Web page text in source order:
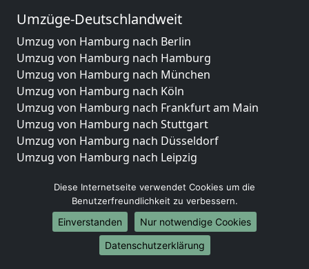
Umzüge-Deutschlandweit
Umzug von Hamburg nach Berlin
Umzug von Hamburg nach Hamburg
Umzug von Hamburg nach München
Umzug von Hamburg nach Köln
Umzug von Hamburg nach Frankfurt am Main
Umzug von Hamburg nach Stuttgart
Umzug von Hamburg nach Düsseldorf
Umzug von Hamburg nach Leipzig
Umzug von Hamburg nach Essen
Umzug von Hamburg nach Bremen
Umzug von Hamburg nach Dresden
Umzug von Hamburg nach Hannover
Umzug von Hamburg nach Nürnberg
Diese Internetseite verwendet Cookies um die
Benutzerfreundlichkeit zu verbessern.
Einverstanden
Nur notwendige Cookies
Datenschutzerklärung